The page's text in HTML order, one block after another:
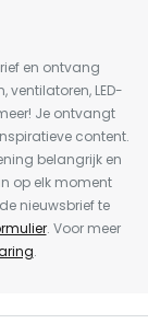
en ontvang
LED-
Je ontvangt
content.
belangrijk en
op elk moment
nieuwsbrief te
. Voor meer
.